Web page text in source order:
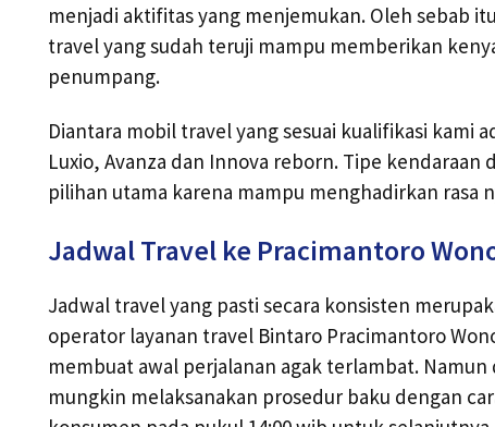
menjadi aktifitas yang menjemukan. Oleh sebab
travel yang sudah teruji mampu memberikan
penumpang.
Diantara mobil travel yang sesuai kualifikasi kami
Luxio, Avanza dan Innova reborn. Tipe kendaraan
pilihan utama karena mampu menghadirkan rasa
Jadwal Travel ke Pracimantoro
Jadwal travel yang pasti secara konsisten
operator layanan travel Bintaro Pracimantoro
membuat awal perjalanan agak terlambat.
mungkin melaksanakan prosedur baku dengan